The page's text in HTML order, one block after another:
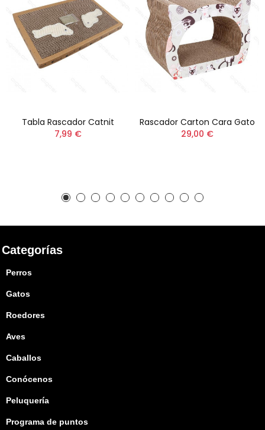
Tabla Rascador Catnit
7,99 €
Rascador Carton Cara Gato
29,00 €
Categorías
Perros
Gatos
Roedores
Aves
Caballos
Conócenos
Peluquería
Programa de puntos